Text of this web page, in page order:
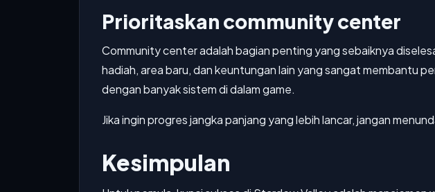
Prioritaskan community center
Community center adalah bagian penting yang sebaiknya
hadiah, area baru, dan keuntungan lain yang sangat membantu
dengan banyak sistem di dalam game.
Jika ingin progres jangka panjang yang lebih lancar, jangan
Kesimpulan